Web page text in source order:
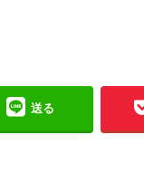
送る